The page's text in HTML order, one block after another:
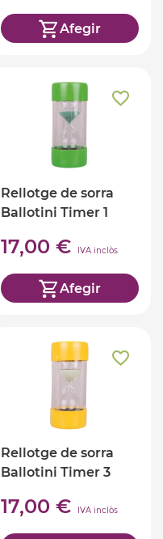
Afegir
Rellotge de sorra
Ballotini Timer 1
17,00 € IVA inclòs
Afegir
Rellotge de sorra
Ballotini Timer 3
17,00 € IVA inclòs